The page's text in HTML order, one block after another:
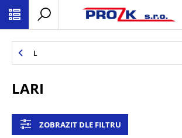
L
LARI
ZOBRAZIT DLE FILTRU